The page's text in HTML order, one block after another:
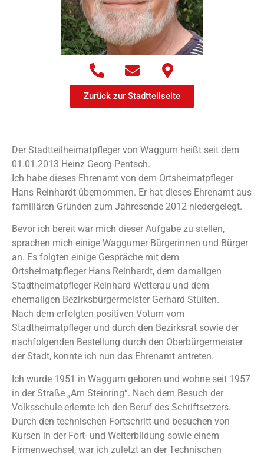
Zurück zur Stadtteilseite
Der Stadtteilheimatpfleger von Waggum heißt seit dem
01.01.2013 Heinz Georg Pentsch.
Ich habe dieses Ehrenamt von dem Ortsheimatpfleger
Hans Reinhardt übernommen. Er hat dieses Ehrenamt aus
familiären Gründen zum Jahresende 2012 niedergelegt.
Bevor ich bereit war mich dieser Aufgabe zu stellen,
sprachen mich einige Waggumer Bürgerinnen und Bürger
an. Es folgten einige Gespräche mit dem
Ortsheimatpfleger Hans Reinhardt, dem damaligen
Stadtheimatpfleger Reinhard Wetterau und dem
ehemaligen Bezirksbürgermeister Gerhard Stülten.
Nach dem erfolgten positiven Votum vom
Stadtheimatpfleger und durch den Bezirksrat sowie der
nachfolgenden Bestellung durch den Oberbürgermeister
der Stadt, konnte ich nun das Ehrenamt antreten.
Ich wurde 1951 in Waggum geboren und wohne seit 1957
in der Straße „Am Steinring“. Nach dem Besuch der
Volksschule erlernte ich den Beruf des Schriftsetzers.
Durch den technischen Fortschritt und besuchen von
Kursen in der Fort- und Weiterbildung sowie einem
Firmenwechsel, war ich zuletzt an der Technischen